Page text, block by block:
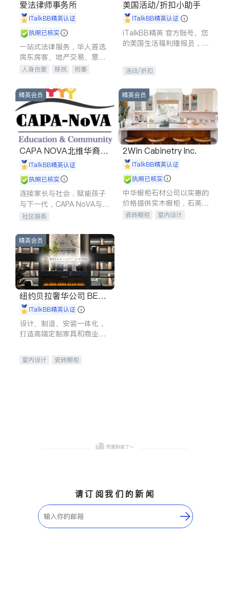
爱法律师事务所
iTalkBB精英认证
执照已核实
一站式法律服务，华人首选.
房东房客、地产交易、意外
伤害、车祸重伤、商业诉
建筑合同、刑事案件全包办
人身伤害 移民
刑事
信托/遗嘱
商业
索赔
律师-其它 保释
美国活动/折扣小助手
iTalkBB精英认证
iTalkBB精英 官方账号。您
的美国生活福利播报员，精
专属福利。
活动/折扣
精英会员
CAPA NOVA北维华裔家
长会iTalkBB精英认证
执照已核实
连接家长与社会，赋能孩子
与下一代，CAPA NoVA与您
携手建设包容、公平、充满
社区服务
精英会员
2Win Cabinetry Inc.
iTalkBB精英认证
执照已核实
中华橱柜石材公司以实惠的
价格提供实木橱柜，石英石
台面，多种优质不锈钢水
瓷砖橱柜
室内设计
精英会员
纽约贝拉奢华公司 BELL
A LUXE
iTalkBB精英认证
设计、制造、安装一体化，
打造高端定制家具和商业空
室内设计
瓷砖橱柜
请订阅我们的新闻